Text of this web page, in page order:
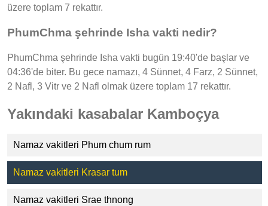
üzere toplam 7 rekattır.
PhumChma şehrinde Isha vakti nedir?
PhumChma şehrinde Isha vakti bugün 19:40'de başlar ve
04:36'de biter. Bu gece namazı, 4 Sünnet, 4 Farz, 2 Sünnet,
2 Nafl, 3 Vitr ve 2 Nafl olmak üzere toplam 17 rekattır.
Yakındaki kasabalar Kamboçya
Namaz vakitleri Phum chum rum
Namaz vakitleri Krasar tum
Namaz vakitleri Srae thnong